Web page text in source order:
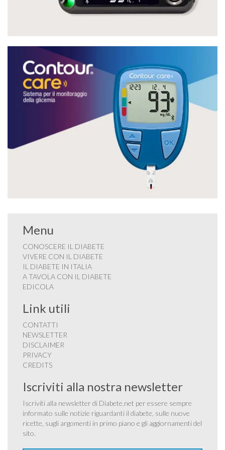
Menu
CONOSCERE IL DIABETE
VIVERE CON IL DIABETE
IL DIABETE IN ITALIA
A TAVOLA CON IL DIABETE
EDICOLA
Link utili
CONTATTI
NEWSLETTER
DISCLAIMER
PRIVACY
CREDITS
Iscriviti alla nostra newsletter
Iscriviti alla newsletter di Diabete.net per essere sempre
informato sulle notizie riguardanti il diabete, sulle nuove
ricette, sugli argomenti in primo piano e gli aggiornamenti del
sito.